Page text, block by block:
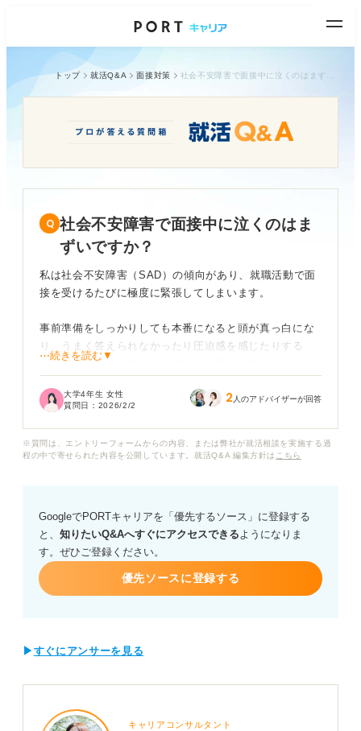
トップ 就活Q&A 面接対策
社会不安障害で面接中に泣くのはま
ずいですか？
私は社会不安障害（SAD）の傾向があり、就職活動で面
接を受けるたびに極度に緊張してしまいます。
事前準備をしっかりしても本番になると頭が真っ白にな
り、うまく答えられなかったり圧迫感を感じたりする
と、感情のコントロールができずに涙が出てしまうこと
でした。
利になってしまうのでしょうか？
また、社会不安障害であることをあえて打ち明けても良
いのかアドバイスをいただきたいです。
だけますか？
⋯続きを読む▼
大学4年生 女性
質問日： 2026/2/2 2 人のアドバイザーが回答
※質問は、エントリーフォームからの内容、または弊社が就活相談を実施する過
程の中で寄せられた内容を公開しています。就活Q&A 編集方針は こちら
GoogleでPORTキャリアを「優先するソース」に登録する
と、 知りたいQ&Aへすぐにアクセスできるようになりま
す。ぜひご登録ください。
優先ソースに登録する
▶ すぐにアンサーを見る
キャリアコンサルタント